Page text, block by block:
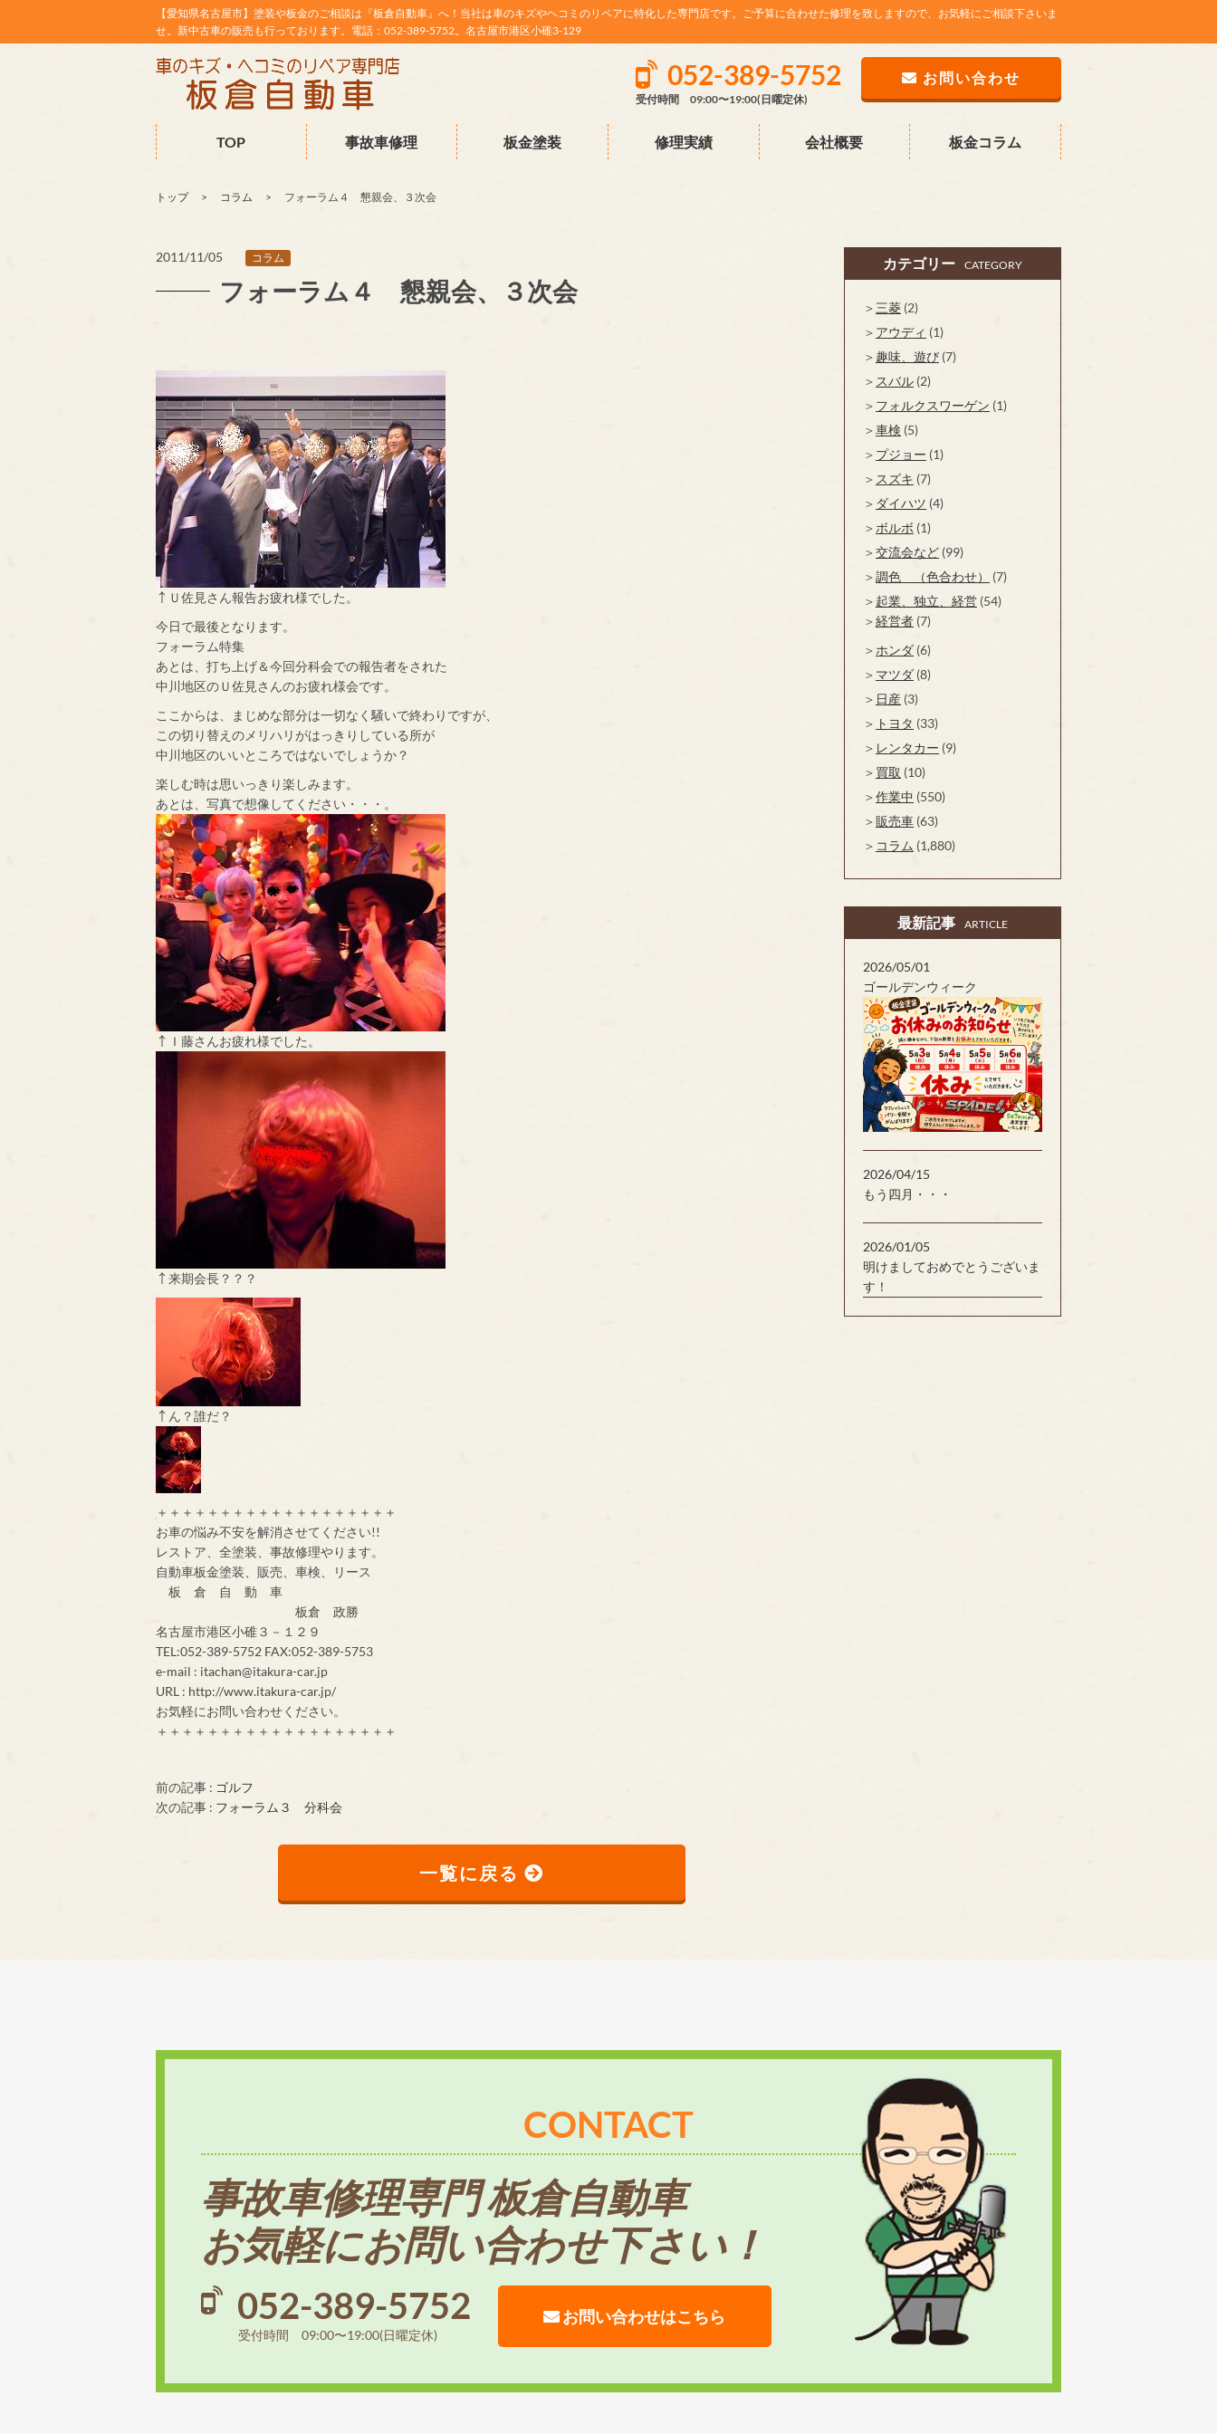
【愛知県名古屋市】塗装や板金のご相談は『板倉自動車』へ！当社は車のキズやヘコミのリペアに特化した専門店です。ご予算に合わせた修理を致しますので、お気軽にご相談下さいま
せ。新中古車の販売も行っております。電話：052-389-5752。名古屋市港区小碓3-129
052-389-5752
受付時間 09:00〜19:00(日曜定休)
お問い合わせ
TOP 事故車修理 板金塗装 修理実績 会社概要 板金コラム
トップ コラム フォーラム４ 懇親会、３次会
2011/11/05 コラム
フォーラム４ 懇親会、３次会
↑Ｕ佐見さん報告お疲れ様でした。
今日で最後となります。
フォーラム特集
あとは、打ち上げ＆今回分科会での報告者をされた
中川地区のＵ佐見さんのお疲れ様会です。
ここからは、まじめな部分は一切なく騒いで終わりですが、
この切り替えのメリハリがはっきりしている所が
中川地区のいいところではないでしょうか？
楽しむ時は思いっきり楽しみます。
あとは、写真で想像してください・・・。
↑Ｉ藤さんお疲れ様でした。
↑来期会長？？？
↑ん？誰だ？
＋＋＋＋＋＋＋＋＋＋＋＋＋＋＋＋＋＋＋
お車の悩み不安を解消させてください!!
レストア、全塗装、事故修理やります。
自動車板金塗装、販売、車検、リース
板 倉 自 動 車
板倉 政勝
名古屋市港区小碓３－１２９
TEL:052-389-5752 FAX:052-389-5753
e-mail : itachan@itakura-car.jp
URL : http://www.itakura-car.jp/
お気軽にお問い合わせください。
＋＋＋＋＋＋＋＋＋＋＋＋＋＋＋＋＋＋＋
前の記事 : ゴルフ
次の記事 : フォーラム３ 分科会
一覧に戻る
カテゴリー CATEGORY
三菱 (2)
アウディ (1)
趣味、遊び (7)
スバル (2)
フォルクスワーゲン (1)
車検 (5)
プジョー (1)
スズキ (7)
ダイハツ (4)
ボルボ (1)
交流会など (99)
調色 （色合わせ）
(7)
起業、独立、経営 (54)
経営者 (7)
ホンダ (6)
マツダ (8)
日産 (3)
トヨタ (33)
レンタカー (9)
買取 (10)
作業中 (550)
販売車 (63)
コラム (1,880)
最新記事 ARTICLE
2026/05/01
ゴールデンウィーク
2026/04/15
もう四月・・・
2026/01/05
明けましておめでとうございま
す！
CONTACT
事故車修理専門 板倉自動車
お気軽にお問い合わせ下さい！
052-389-5752
受付時間 09:00〜19:00(日曜定休)
お問い合わせはこちら